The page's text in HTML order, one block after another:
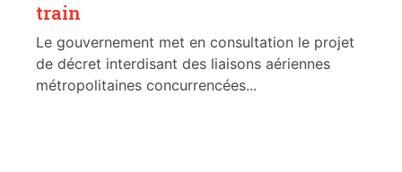
train
Le gouvernement met en consultation le projet
de décret interdisant des liaisons aériennes
métropolitaines concurrencées...